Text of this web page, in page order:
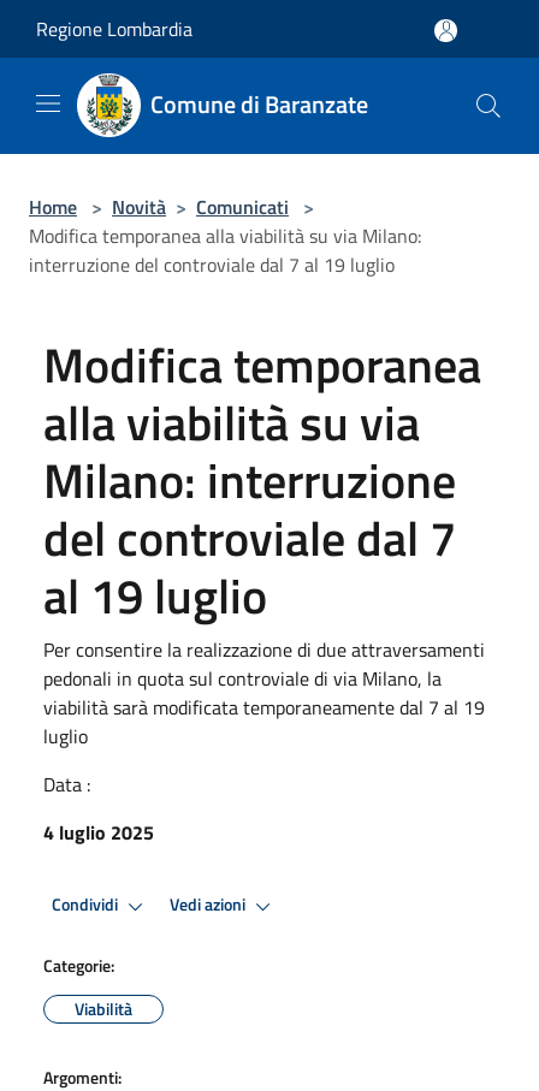
Regione Lombardia
Comune di Baranzate
Home > Novità > Comunicati >
Modifica temporanea alla viabilità su via Milano:
interruzione del controviale dal 7 al 19 luglio
Modifica temporanea
alla viabilità su via
Milano: interruzione
del controviale dal 7
al 19 luglio
Per consentire la realizzazione di due attraversamenti
pedonali in quota sul controviale di via Milano, la
viabilità sarà modificata temporaneamente dal 7 al 19
luglio
Data :
4 luglio 2025
Condividi Vedi azioni
Categorie:
Viabilità
Argomenti: